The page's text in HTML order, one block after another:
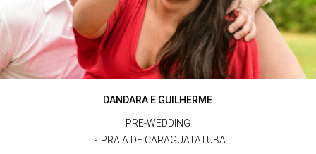
DANDARA E GUILHERME
PRE-WEDDING
PRAIA DE CARAGUATATUBA